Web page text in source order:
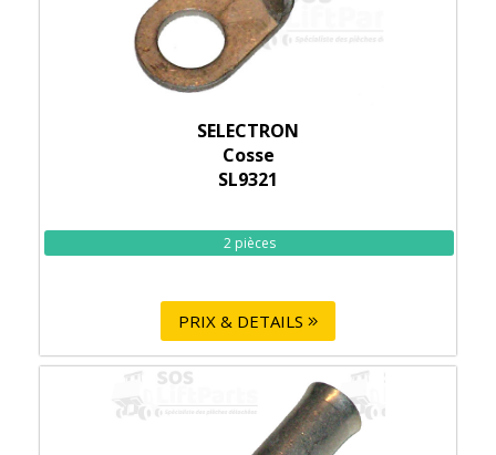
SELECTRON
Cosse
SL9321
2 pièces
PRIX & DETAILS